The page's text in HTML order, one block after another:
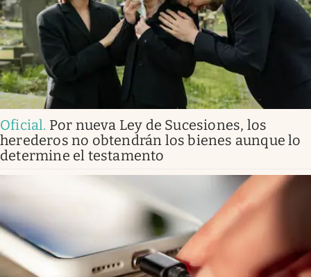
Oficial. Por nueva Ley de Sucesiones, los
herederos no obtendrán los bienes aunque lo
determine el testamento